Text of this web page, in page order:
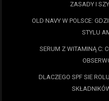
ZASADY I
OLD NAVY W POLSCE:
STYLU
SERUM Z WITAMINĄ C:
DLACZEGO SPF SIE